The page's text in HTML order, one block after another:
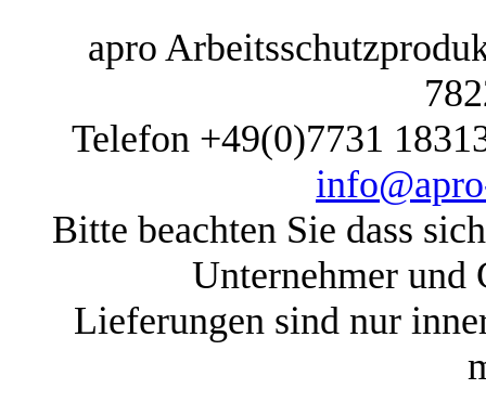
apro
Telefon +49(0)7731
Bitte beachten Sie dass
Unternehmer und
Lieferungen sind nur